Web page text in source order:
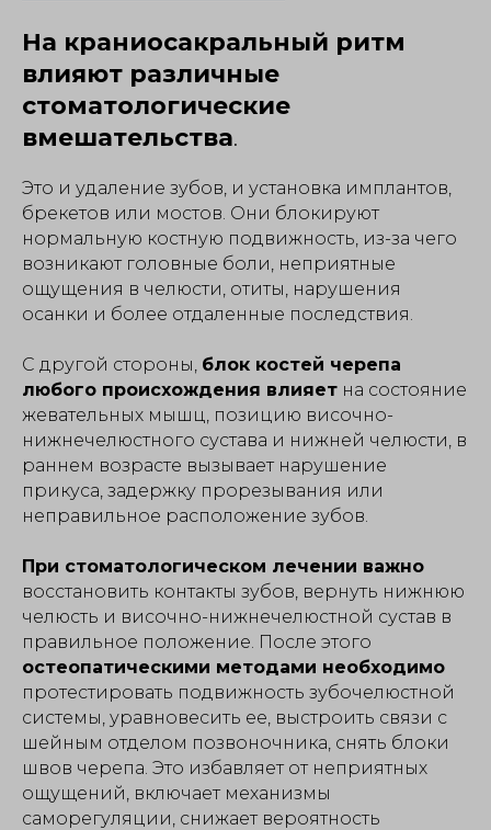
На краниосакральный ритм
влияют различные
стоматологические
вмешательства.
Это и удаление зубов, и установка имплантов,
брекетов или мостов. Они блокируют
нормальную костную подвижность, из-за чего
возникают головные боли, неприятные
ощущения в челюсти, отиты, нарушения
осанки и более отдаленные последствия.
С другой стороны, блок костей черепа
любого происхождения влияет на состояние
жевательных мышц, позицию височно-
нижнечелюстного сустава и нижней челюсти, в
раннем возрасте вызывает нарушение
прикуса, задержку прорезывания или
неправильное расположение зубов.
При стоматологическом лечении важно
восстановить контакты зубов, вернуть нижнюю
челюсть и височно-нижнечелюстной сустав в
правильное положение. После этого
остеопатическими методами необходимо
протестировать подвижность зубочелюстной
системы, уравновесить ее, выстроить связи с
шейным отделом позвоночника, снять блоки
швов черепа. Это избавляет от неприятных
ощущений, включает механизмы
саморегуляции, снижает вероятность